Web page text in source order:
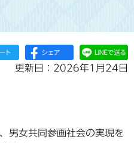
更新日：2026年1月24日
男女共同参画社会の実現を